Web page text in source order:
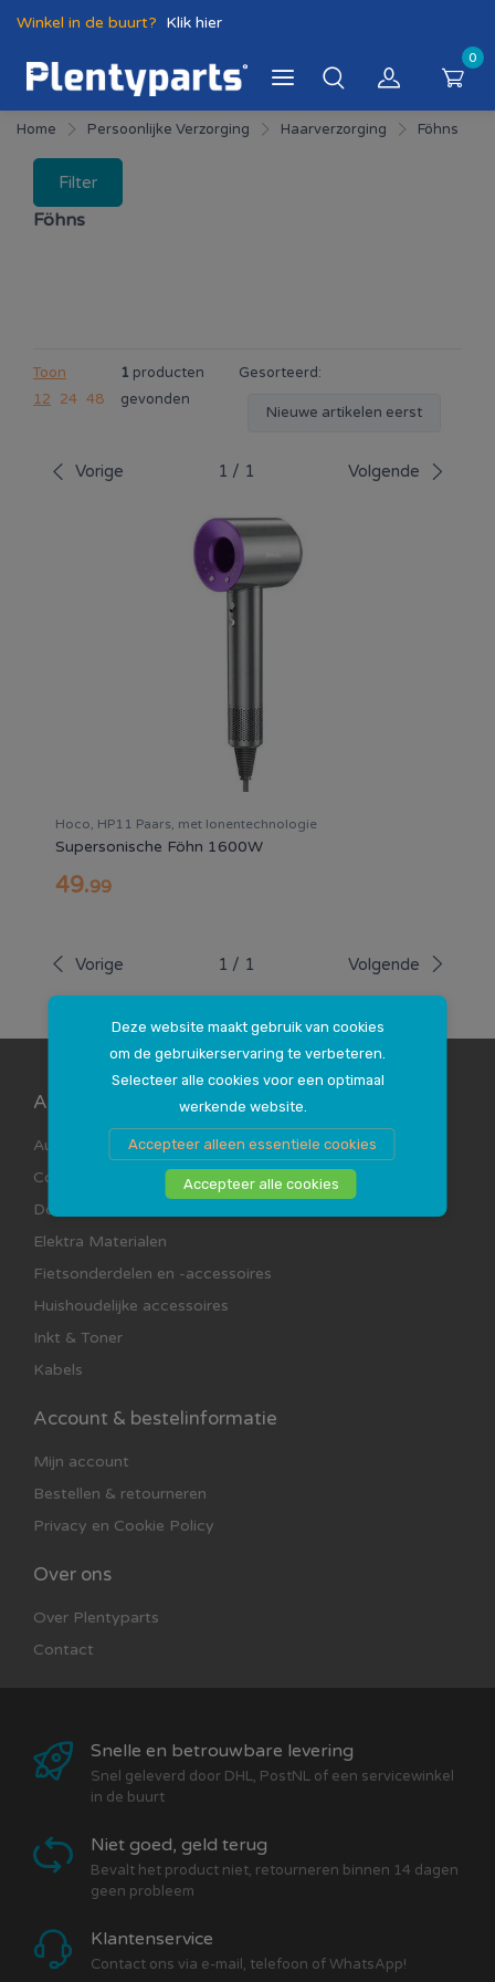
Deze website maakt gebruik van cookies
om de gebruikerservaring te verbeteren.
Selecteer alle cookies voor een optimaal
werkende website.
Accepteer alleen essentiele cookies
Accepteer alle cookies
Winkel in de buurt? Klik hier
0
Home Persoonlijke Verzorging Haarverzorging Föhns
Filter
Föhns
Toon
12
24 48
1 producten
gevonden
Gesorteerd:
Nieuwe artikelen eerst
Vorige 1 / 1 Volgende
Hoco, HP11 Paars, met Ionentechnologie
Supersonische Föhn 1600W
49.99
Vorige 1 / 1 Volgende
Assortimenten
Auto Accessoires
Computer en Multimedia
Doe Het Zelf
Elektra Materialen
Fietsonderdelen en -accessoires
Huishoudelijke accessoires
Inkt & Toner
Kabels
Account & bestelinformatie
Mijn account
Bestellen & retourneren
Privacy en Cookie Policy
Over ons
Over Plentyparts
Contact
Snelle en betrouwbare levering
Snel geleverd door DHL, PostNL of een servicewinkel
in de buurt
Niet goed, geld terug
Bevalt het product niet, retourneren binnen 14 dagen
geen probleem
Klantenservice
Contact ons via e-mail, telefoon of WhatsApp!